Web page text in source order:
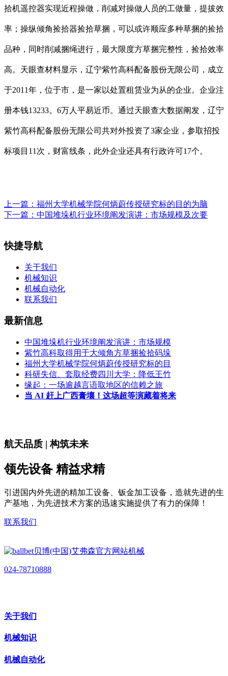
拾机遥控器实现近程操做，削减对操做人员的工做量，提拔效
率；操纵倾角捡拾器捡拾草捆，可以或许顺应多种草捆的捡拾
品种，同时削减捆绳进行，最大限度方草捆完整性，捡拾效率
高。天眼查材料显示，辽宁紫竹高科配备股份无限公司，成立
于2011年，位于市，是一家以处置租赁业为从的企业。企业注
册本钱13233。6万人平易近币。通过天眼查大数据阐发，辽宁
紫竹高科配备股份无限公司共对外投资了3家企业，参取招投
标项目11次，财富线条，此外企业还具有行政许可17个。
上一篇： 福州大学机械学院何炳蔚传授研究标的目的为脑
下一篇： 中国堆垛机行业环境阐发演讲：市场规模及次要
快捷导航
关于我们
机械知识
机械自动化
联系我们
最新信息
中国堆垛机行业环境阐发演讲：市场规模
紫竹高科取得用于大倾角方草捆捡拾码垛
福州大学机械学院何炳蔚传授研究标的目
科研失信、套取经费四川大学：降低王竹
缘起：一场逾越言语取地区的信赖之旅
当 AI 赶上广西膏壤！这场超等演藏着将来
航天品质 | 构筑未来
领先设备 精益求精
引进国内外先进的精加工设备、钣金加工设备，造就先进的生
产基地，为先进技术方案的迅速实施提供了有力的保障！
联系我们
024-78710888
关于我们
机械知识
机械自动化